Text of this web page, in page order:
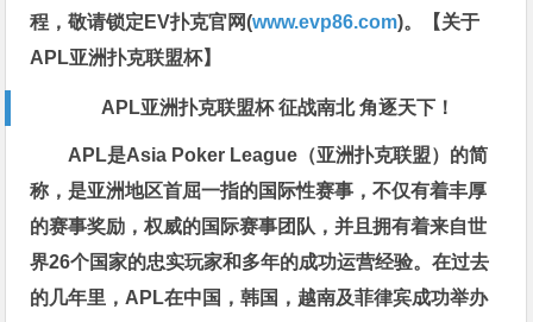
程，敬请锁定EV扑克官网(www.evp86.com)。
【关于
APL亚洲扑克联盟杯】
APL亚洲扑克联盟杯 征战南北 角逐天下！
APL是Asia Poker League（亚洲扑克联盟）的简
称，是亚洲地区首屈一指的国际性赛事，不仅有着丰厚
的赛事奖励，权威的国际赛事团队，并且拥有着来自世
界26个国家的忠实玩家和多年的成功运营经验。在过去
的几年里，APL在中国，韩国，越南及菲律宾成功举办